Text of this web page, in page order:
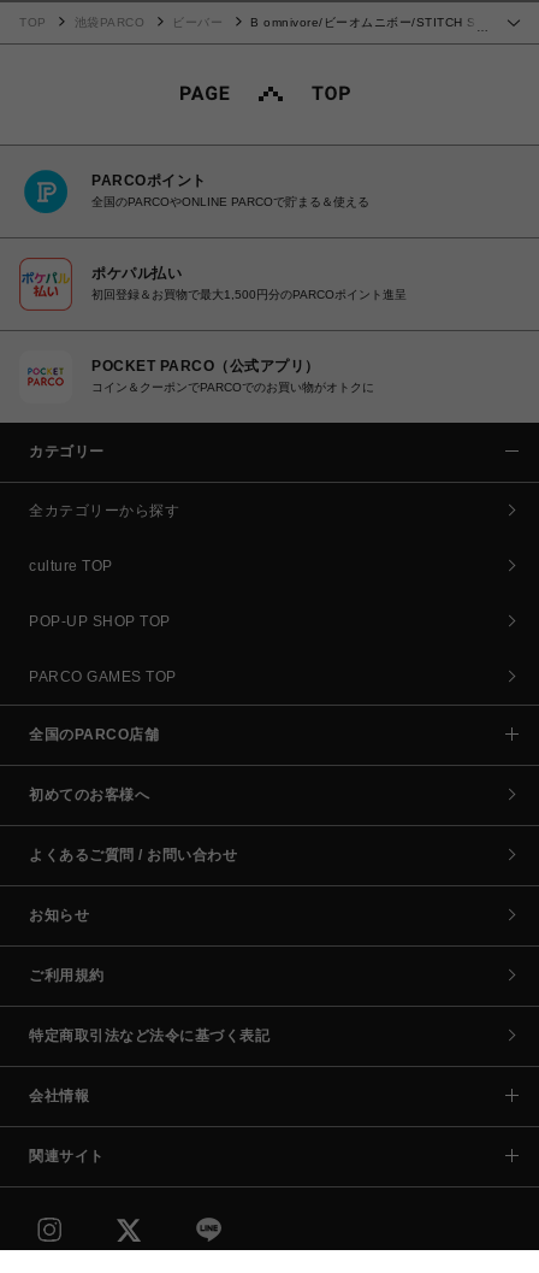
TOP 池袋PARCO ビーバー
B omnivore/ビーオムニボー/STITCH S/S
PARCOポイント
全国のPARCOやONLINE PARCOで貯まる＆使える
ポケパル払い
初回登録＆お買物で最大1,500円分のPARCOポイント進呈
POCKET PARCO（公式アプリ）
コイン＆クーポンでPARCOでのお買い物がオトクに
カテゴリー
全カテゴリーから探す
culture TOP
POP-UP SHOP TOP
PARCO GAMES TOP
全国のPARCO店舗
初めてのお客様へ
よくあるご質問 / お問い合わせ
お知らせ
ご利用規約
特定商取引法など法令に基づく表記
会社情報
関連サイト